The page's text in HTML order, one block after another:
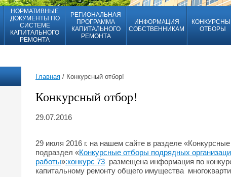
НОРМАТИВНЫЕ
ДОКУМЕНТЫ ПО
СИСТЕМЕ
КАПИТАЛЬНОГО
РЕМОНТА
РЕГИОНАЛЬНАЯ
ПРОГРАММА
КАПИТАЛЬНОГО
РЕМОНТА
ИНФОРМАЦИЯ
СОБСТВЕННИКАМ
ОТБОРЫ
Главная / Конкурсный отбор!
Конкурсный отбор!
29.07.2016
29 июля 2016 г. на нашем сайте в разделе
подраздел «Конкурсные отборы подрядных
работы»:конкурс 73 размещена информация по
капитальному ремонту общего имущества